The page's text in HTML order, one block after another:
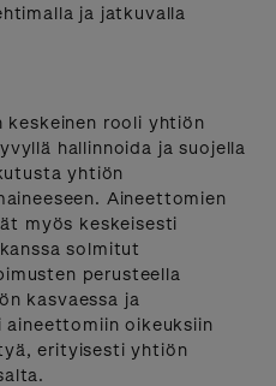
ja jatkuvalla
keskeinen rooli yhtiön
hallinnoida ja suojella
yhtiön
Aineettomien
myös keskeisesti
solmitut
perusteella
kasvaessa ja
aineettomiin oikeuksiin
erityisesti yhtiön